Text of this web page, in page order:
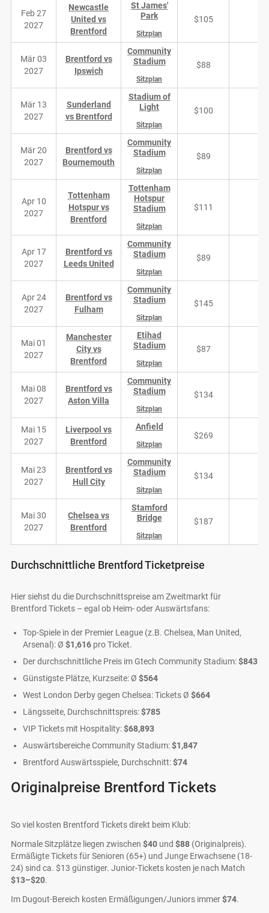
Feb 27
2027
Newcastle
United vs
Brentford
St James'
Park
Sitzplan
$105
Mär 03
2027
Brentford vs
Ipswich
Community
Stadium
Sitzplan
$88
Mär 13
2027
Sunderland
vs Brentford
Stadium of
Light
Sitzplan
$100
Mär 20
2027
Brentford vs
Bournemouth
Community
Stadium
Sitzplan
$89
Apr 10
2027
Tottenham
Hotspur vs
Brentford
Tottenham
Hotspur
Stadium
Sitzplan
$111
Apr 17
2027
Brentford vs
Leeds United
Community
Stadium
Sitzplan
$89
Apr 24
2027
Brentford vs
Fulham
Community
Stadium
Sitzplan
$145
Mai 01
2027
Manchester
City vs
Brentford
Etihad
Stadium
Sitzplan
$87
Mai 08
2027
Brentford vs
Aston Villa
Community
Stadium
Sitzplan
$134
Mai 15
2027
Liverpool vs
Brentford
Anfield
Sitzplan
$269
Mai 23
2027
Brentford vs
Hull City
Community
Stadium
Sitzplan
$134
Mai 30
2027
Chelsea vs
Brentford
Stamford
Bridge
Sitzplan
$187
Durchschnittliche Brentford Ticketpreise
Hier siehst du die Durchschnittspreise am Zweitmarkt für
Brentford Tickets – egal ob Heim- oder Auswärtsfans:
Top-Spiele in der Premier League (z.B. Chelsea, Man United,
Arsenal): Ø $1,616 pro Ticket.
Der durchschnittliche Preis im Gtech Community Stadium:$843
Günstigste Plätze, Kurzseite: Ø $564
West London Derby gegen Chelsea: Tickets Ø $664
Längsseite, Durchschnittspreis:$785
VIP Tickets mit Hospitality:$68,893
Auswärtsbereiche Community Stadium:$1,847
Brentford Auswärtsspiele, Durchschnitt:$74
Originalpreise Brentford Tickets
So viel kosten Brentford Tickets direkt beim Klub:
Normale Sitzplätze liegen zwischen $40 und $88 (Originalpreis).
Ermäßigte Tickets für Senioren (65+) und Junge Erwachsene (18-
24) sind ca. $13 günstiger. Junior-Tickets kosten je nach Match
$13–$20.
Im Dugout-Bereich kosten Ermäßigungen/Juniors immer$74.